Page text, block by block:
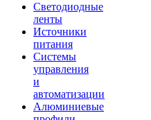
Светодиодные
ленты
Источники
питания
Системы
управления
и
автоматизации
Алюминиевые